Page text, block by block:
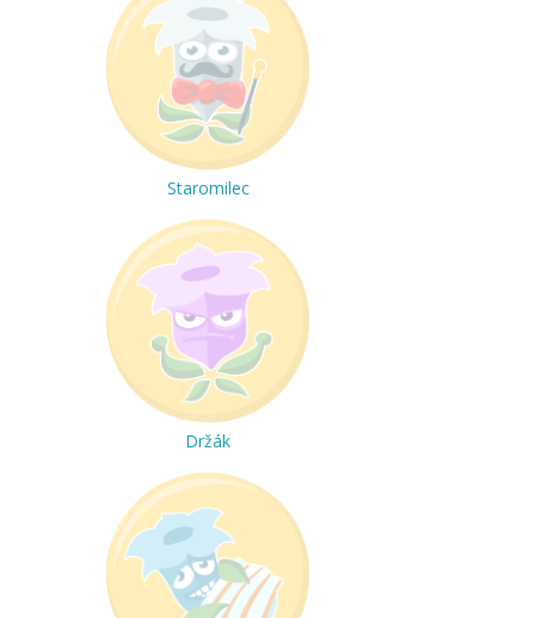
Staromilec
Držák